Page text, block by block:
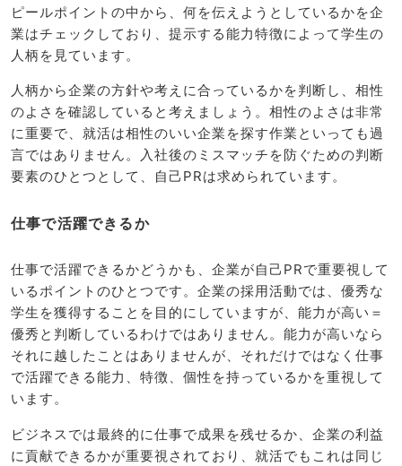
ピールポイントの中から、何を伝えようとしているかを企
業はチェックしており、提示する能力特徴によって学生の
人柄を見ています。
人柄から企業の方針や考えに合っているかを判断し、相性
のよさを確認していると考えましょう。相性のよさは非常
に重要で、就活は相性のいい企業を探す作業といっても過
言ではありません。入社後のミスマッチを防ぐための判断
要素のひとつとして、自己PRは求められています。
仕事で活躍できるか
仕事で活躍できるかどうかも、企業が自己PRで重要視して
いるポイントのひとつです。企業の採用活動では、優秀な
学生を獲得することを目的にしていますが、能力が高い＝
優秀と判断しているわけではありません。能力が高いなら
それに越したことはありませんが、それだけではなく仕事
で活躍できる能力、特徴、個性を持っているかを重視して
います。
ビジネスでは最終的に仕事で成果を残せるか、企業の利益
に貢献できるかが重要視されており、就活でもこれは同じ